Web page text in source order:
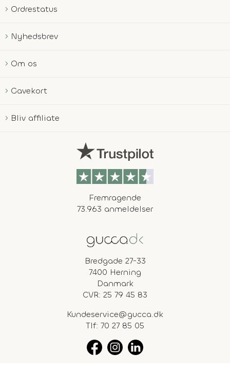
Ordrestatus
Nyhedsbrev
Om os
Gavekort
Bliv affiliate
Fremragende
73.963 anmeldelser
Bredgade 27-33
7400 Herning
Danmark
CVR: 25 79 45 83
Kundeservice@gucca.dk
Tlf: 70 27 85 05